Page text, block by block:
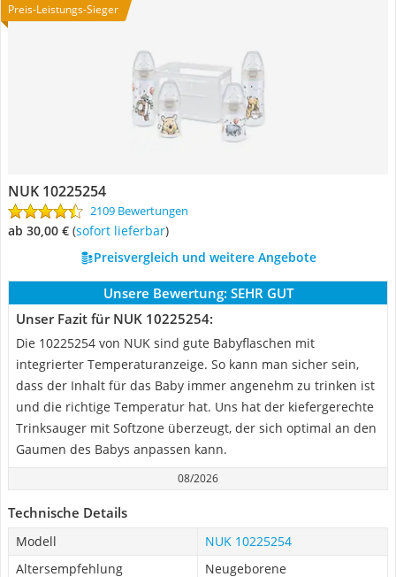
Preis-Leistungs-Sieger
NUK 10225254
2109 Bewertungen
ab 30,00 € ( Sofort lieferbar)
Preisvergleich und weitere Angebote
Unsere Bewertung: SEHR GUT
Unser Fazit für NUK 10225254:
Die 10225254 von NUK sind gute Babyflaschen mit
integrierter Temperaturanzeige. So kann man sicher sein,
dass der Inhalt für das Baby immer angenehm zu trinken ist
und die richtige Temperatur hat. Uns hat der kiefergerechte
Trinksauger mit Softzone überzeugt, der sich optimal an den
Gaumen des Babys anpassen kann.
08/2026
Technische Details
Modell
NUK 10225254
Altersempfehlung
Neugeborene